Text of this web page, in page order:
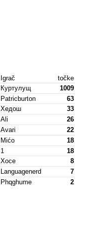
Igrač
točke
Куртулущ
1009
Patricburton
63
Хедош
33
Ali
26
Avari
22
Mićo
18
1
18
Хосе
8
Languagenerd
7
Phqghume 2